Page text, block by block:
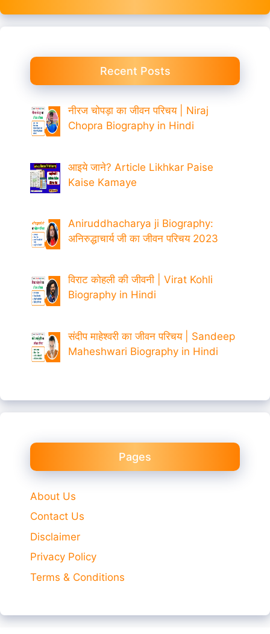
Recent Posts
नीरज चोपड़ा का जीवन परिचय | Niraj
Chopra Biography in Hindi
आइये जाने? Article Likhkar Paise
Kaise Kamaye
Aniruddhacharya ji Biography:
अनिरुद्धाचार्य जी का जीवन परिचय 2023
विराट कोहली की जीवनी | Virat Kohli
Biography in Hindi
संदीप माहेश्वरी का जीवन परिचय | Sandeep
Maheshwari Biography in Hindi
Pages
About Us
Contact Us
Disclaimer
Privacy Policy
Terms & Conditions